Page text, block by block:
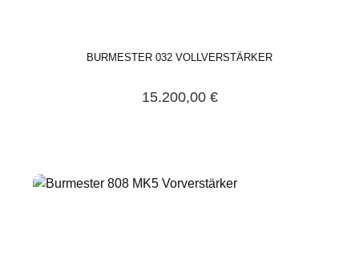
BURMESTER 032 VOLLVERSTÄRKER
15.200,00 €